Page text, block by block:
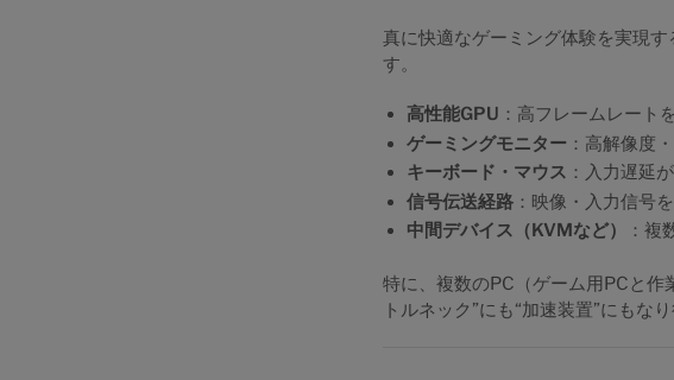
真に快適なゲーミング体験を実現
す。
高性能GPU ：高フレームレート
ゲーミングモニター ：高解像度
キーボード・マウス ：入力遅延
信号伝送経路 ：映像・入力信号
中間デバイス（KVMなど）
：複
特に、複数のPC（ゲーム用PCと
トルネック”にも“加速装置”にもなり